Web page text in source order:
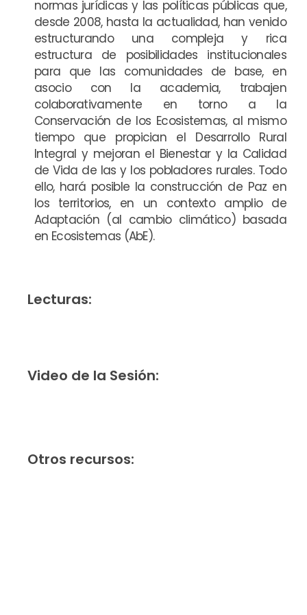
normas jurídicas y las políticas públicas que,
desde 2008, hasta la actualidad, han venido
estructurando una compleja y rica
estructura de posibilidades institucionales
para que las comunidades de base, en
asocio con la academia, trabajen
colaborativamente en torno a la
Conservación de los Ecosistemas, al mismo
tiempo que propician el Desarrollo Rural
Integral y mejoran el Bienestar y la Calidad
de Vida de las y los pobladores rurales. Todo
ello, hará posible la construcción de Paz en
los territorios, en un contexto amplio de
Adaptación (al cambio climático) basada
en Ecosistemas (AbE).
Lecturas:
Video de la Sesión:​
Otros recursos: